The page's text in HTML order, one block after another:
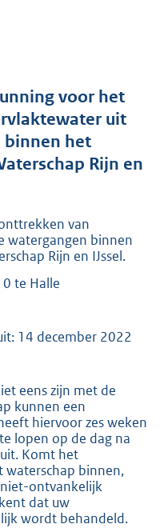
r
o
t
t
0
9
K
voor het
uit
binnen het
Rijn en
van
watergangen binnen
Rijn en IJssel.
te Halle
14 december 2022
eens zijn met de
kunnen een
hiervoor zes weken
lopen op de dag na
Komt het
waterschap binnen,
ontvankelijk
dat uw
wordt behandeld.